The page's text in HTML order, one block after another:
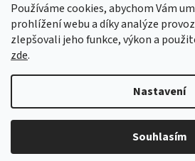
Používáme cookies, abychom Vám
prohlížení webu a díky analýze
zlepšovali jeho funkce, výkon a
zde.
Nastavení
Souhlasím
PŘIHLÁSIT SE
Vytvořil
Bytový textil VEBA .
nastavení cookies